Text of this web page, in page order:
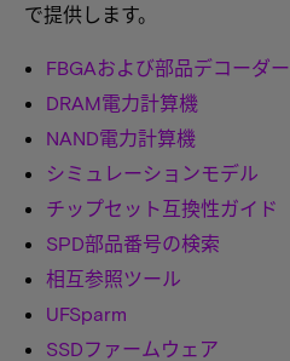
で提供します。
FBGAおよび部品デコーダー
DRAM電力計算機
NAND電力計算機
シミュレーションモデル
チップセット互換性ガイド
SPD部品番号の検索
相互参照ツール
UFSparm
SSDファームウェア